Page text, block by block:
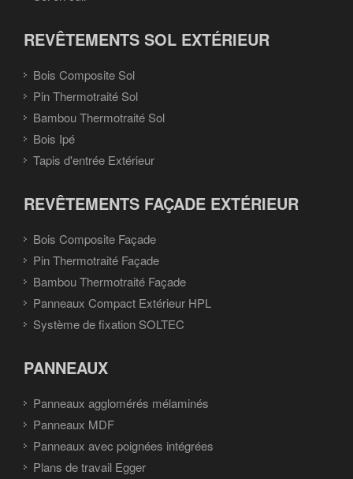
REVÊTEMENTS SOL EXTÉRIEUR
Bois Composite Sol
Pin Thermotraité Sol
Bambou Thermotraité Sol
Bois Ipé
Tapis d'entrée Extérieur
REVÊTEMENTS FAÇADE EXTÉRIEUR
Bois Composite Façade
Pin Thermotraité Façade
Bambou Thermotraité Façade
Panneaux Compact Extérieur HPL
Système de fixation SOLTEC
PANNEAUX
Panneaux agglomérés mélaminés
Panneaux MDF
Panneaux avec poignées intégrées
Plans de travail Egger